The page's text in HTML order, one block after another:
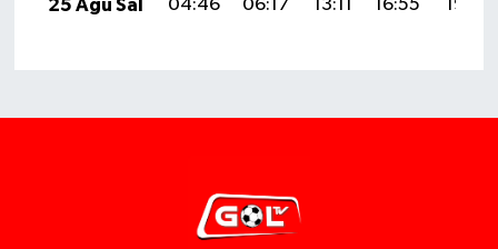
25 Ağu Sal
04:46 06:17 13:11 16:55 19:55